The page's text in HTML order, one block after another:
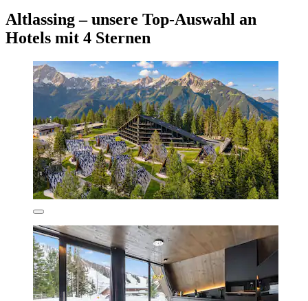
Altlassing – unsere Top-Auswahl an
Hotels mit 4 Sternen